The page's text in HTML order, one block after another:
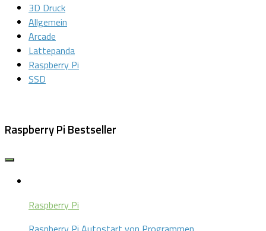
3D Druck
Allgemein
Arcade
Lattepanda
Raspberry Pi
SSD
Raspberry Pi Bestseller
Raspberry Pi